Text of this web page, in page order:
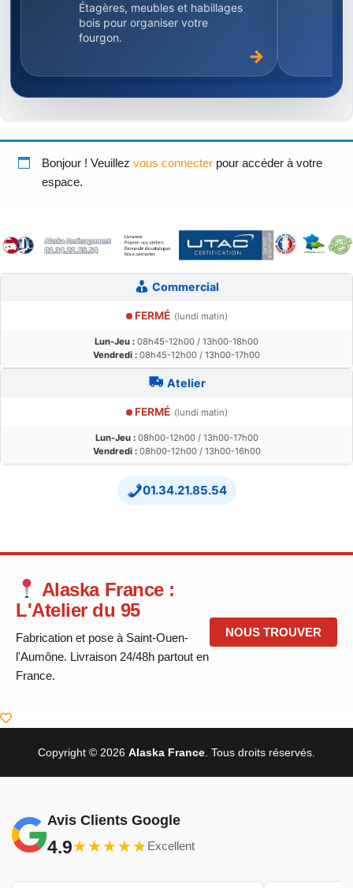
Étagères, meubles et habillages
bois pour organiser votre
fourgon.
Bonjour ! Veuillez vous connecterpour accéder à votre
espace.
Commercial
FERMÉ (lundi matin)
Lun-Jeu : 08h45-12h00 / 13h00-18h00
Vendredi : 08h45-12h00 / 13h00-17h00
Atelier
FERMÉ (lundi matin)
Lun-Jeu :08h00-12h00 / 13h00-17h00
Vendredi :08h00-12h00 / 13h00-16h00
01.34.21.85.54
Alaska France :
L'Atelier du 95
Fabrication et pose à Saint-Ouen-
l'Aumône. Livraison 24/48h partout en
France.
NOUS TROUVER
Copyright © 2026 Alaska France . Tous droits réservés.
Avis Clients Google
4.9★★★★★ Excellent